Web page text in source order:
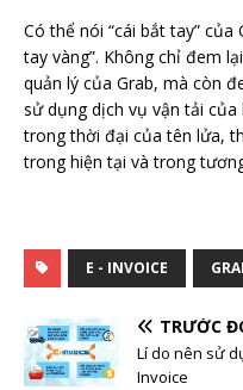
Có thể nói “cái bắt tay” của
tay vàng”. Không chỉ đem
quản lý của Grab, mà còn
sử dụng dịch vụ vận tải
trong thời đại của tên lửa,
trong hiện tại và trong
E - INVOICE
TRƯỚC
Lí do nên sử
Invoice